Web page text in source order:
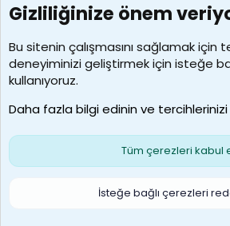
7390
Kullanıcılar
MosesBrownHayranı
Son üye
Çerezler
S
Gizliliğinize önem
Bu sitenin çalışmasını sağlamak için
deneyiminizi geliştirmek için isteğe
kullanıyoruz.
Daha fazla bilgi edinin ve tercihlerinizi
Tüm çerezleri kabul
İsteğe bağlı çerezleri